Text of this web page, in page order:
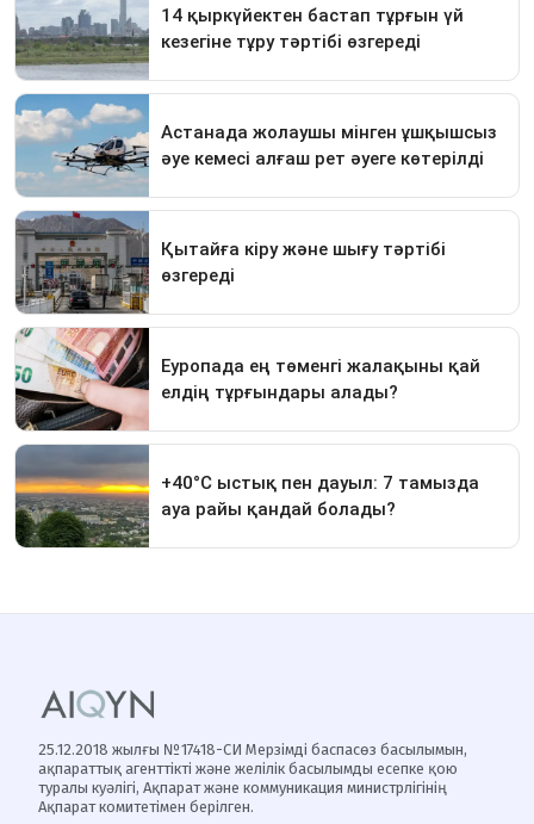
25.12.2018 жылғы №17418-СИ Мерзімді баспасөз басылымын,
ақпараттық агенттікті және желілік басылымды есепке қою
туралы куәлігі, Ақпарат және коммуникация министрлігінің
Ақпарат комитетімен берілген.